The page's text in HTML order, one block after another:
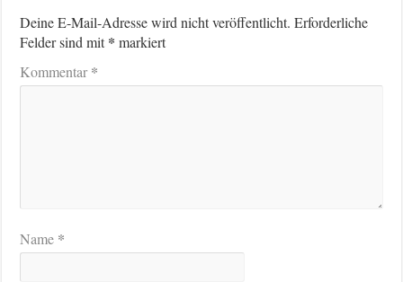
Deine E-Mail-Adresse wird nicht veröffentlicht. Erforderliche
Felder sind mit* markiert
Kommentar*
Name *